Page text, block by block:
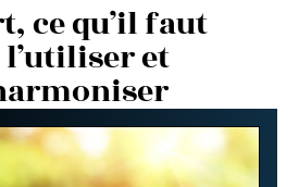
ce qu’il faut
et